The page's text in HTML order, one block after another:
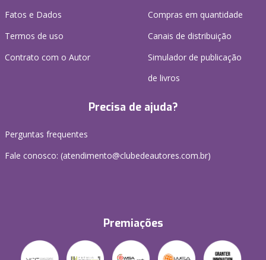
Fatos e Dados
Termos de uso
Contrato com o Autor
Compras em quantidade
Canais de distribuição
Simulador de publicação
de livros
Precisa de ajuda?
Perguntas frequentes
Fale conosco: (atendimento@clubedeautores.com.br)
Premiações